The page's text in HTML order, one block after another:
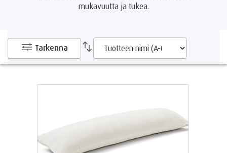
mukavuutta ja tukea.
Tarkenna